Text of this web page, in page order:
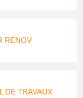
RENOV
DE TRAVAUX